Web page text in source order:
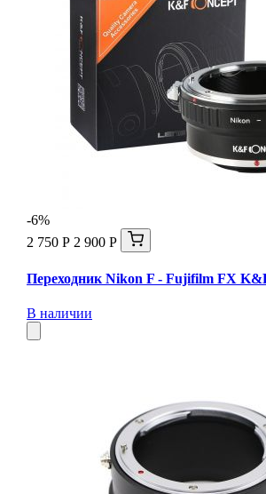
-6%
2 750 Р 2 900 Р
Переходник Nikon F - Fujifilm FX
В наличии